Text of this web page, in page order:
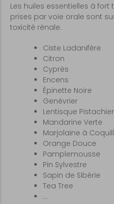
Les huiles essentielles à fort
prises par voie orale sont
toxicité rénale:
Ciste Ladanifère
Citron
Cyprès
Encens
Épinette Noire
Genévrier
Lentisque Pistachier
Mandarine Verte
Marjolaine à
Orange Douce
Pamplemousse
Pin Sylvestre
Sapin de Sibérie
Tea Tree
…